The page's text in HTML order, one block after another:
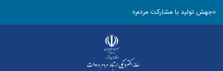
«جهش تولید با مشارکت مردم»